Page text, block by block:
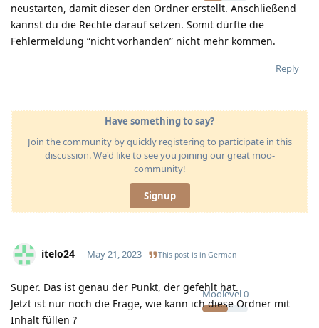
neustarten, damit dieser den Ordner erstellt. Anschließend
kannst du die Rechte darauf setzen. Somit dürfte die
Fehlermeldung “nicht vorhanden” nicht mehr kommen.
Reply
Have something to say?
Join the community by quickly registering to participate in this
discussion. We'd like to see you joining our great moo-
community!
Signup
itelo24
Moolevel0
May 21, 2023 This post is in German
Super. Das ist genau der Punkt, der gefehlt hat.
Jetzt ist nur noch die Frage, wie kann ich diese Ordner mit
Inhalt füllen ?